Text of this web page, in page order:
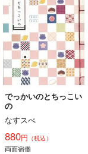
でっかいのとちっこい
の
なすスぺ
880円 （税込）
両面宿儺